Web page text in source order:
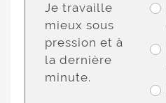
Je travaille
mieux sous
pression et à
la dernière
minute.